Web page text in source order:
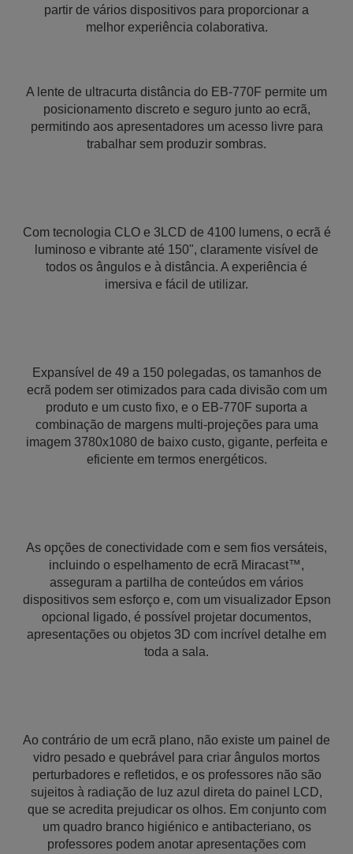
partir de vários dispositivos para proporcionar a
melhor experiência colaborativa.
A lente de ultracurta distância do EB-770F permite um
posicionamento discreto e seguro junto ao ecrã,
permitindo aos apresentadores um acesso livre para
trabalhar sem produzir sombras.
Com tecnologia CLO e 3LCD de 4100 lumens, o ecrã é
luminoso e vibrante até 150", claramente visível de
todos os ângulos e à distância. A experiência é
imersiva e fácil de utilizar.
Expansível de 49 a 150 polegadas, os tamanhos de
ecrã podem ser otimizados para cada divisão com um
produto e um custo fixo, e o EB-770F suporta a
combinação de margens multi-projeções para uma
imagem 3780x1080 de baixo custo, gigante, perfeita e
eficiente em termos energéticos.
As opções de conectividade com e sem fios versáteis,
incluindo o espelhamento de ecrã Miracast™,
asseguram a partilha de conteúdos em vários
dispositivos sem esforço e, com um visualizador Epson
opcional ligado, é possível projetar documentos,
apresentações ou objetos 3D com incrível detalhe em
toda a sala.
Ao contrário de um ecrã plano, não existe um painel de
vidro pesado e quebrável para criar ângulos mortos
perturbadores e refletidos, e os professores não são
sujeitos à radiação de luz azul direta do painel LCD,
que se acredita prejudicar os olhos. Em conjunto com
um quadro branco higiénico e antibacteriano, os
professores podem anotar apresentações com